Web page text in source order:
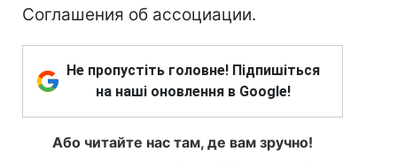
Соглашения об ассоциации.
Не пропустіть головне! Підпишіться
на наші оновлення в Google!
Або читайте нас там, де вам зручно!